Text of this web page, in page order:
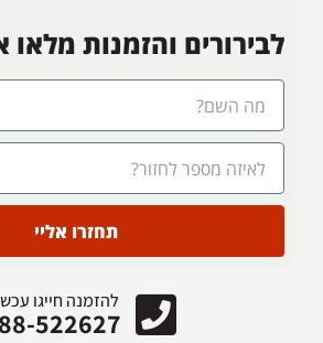
לבירורים והזמנות
תחזרו אליי
להזמנה חייגו
522627